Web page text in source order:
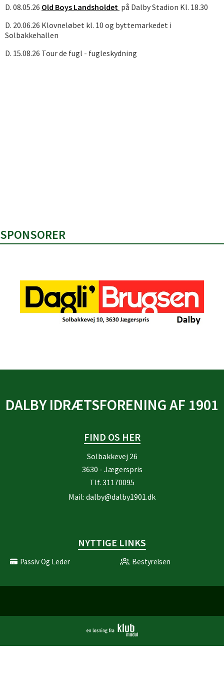
D. 08.05.26 Old Boys Landsholdet på Dalby Stadion Kl. 18.30
D. 20.06.26 Klovneløbet kl. 10 og byttemarkedet i
Solbakkehallen
D. 15.08.26 Tour de fugl - fugleskydning
SPONSORER
DALBY IDRÆTSFORENING AF 1901
FIND OS HER
Solbakkevej 26
3630 - Jægerspris
Tlf. 31170095
Mail: dalby@dalby1901.dk
NYTTIGE LINKS
Passiv Og Leder Bestyrelsen